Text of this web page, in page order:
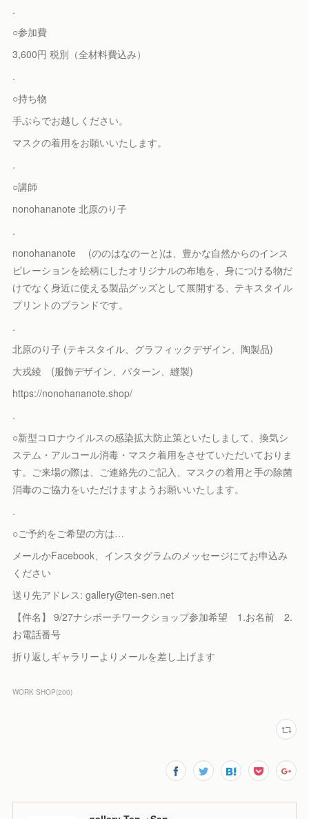
.
○参加費
3,600円 税別（全材料費込み）
.
○持ち物
手ぶらでお越しください。
マスクの着用をお願いいたします。
.
○講師
nonohananote 北原のり子
.
nonohananote (ののはなのーと)は、豊かな自然からのインス
ピレーションを絵柄にしたオリジナルの布地を、身につける物だ
けでなく身近に使える製品グッズとして展開する、テキスタイル
プリントのブランドです。
.
北原のり子 (テキスタイル、グラフィックデザイン、陶製品)
大戎綾 (服飾デザイン、パターン、縫製)
https://nonohananote.shop/
.
○新型コロナウイルスの感染拡大防止策といたしまして、換気シ
ステム・アルコール消毒・マスク着用をさせていただいておりま
す。ご来場の際は、ご連絡先のご記入、マスクの着用と手の除菌
消毒のご協力をいただけますようお願いいたします。
.
○ご予約をご希望の方は…
メールかFacebook、インスタグラムのメッセージにてお申込み
ください
送り先アドレス: gallery@ten-sen.net
【件名】 9/27ナシポーチワークショップ参加希望 1.お名前 2.
お電話番号
折り返しギャラリーよりメールを差し上げます
WORK SHOP(200)